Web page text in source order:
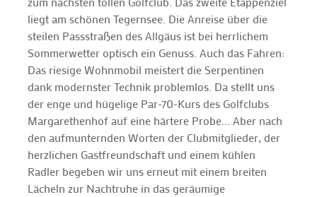
liegt am schönen Tegernsee. Die Anreise über die
steilen Passstraßen des Allgäus ist bei herrlichem
Sommerwetter optisch ein Genuss. Auch das Fahren:
Das riesige Wohnmobil meistert die Serpentinen
dank modernster Technik problemlos. Da stellt uns
der enge und hügelige Par-70-Kurs des Golfclubs
Margarethenhof auf eine härtere Probe... Aber nach
den aufmunternden Worten der Clubmitglieder, der
herzlichen Gastfreundschaft und einem kühlen
Radler begeben wir uns erneut mit einem breiten
Lächeln zur Nachtruhe in das geräumige